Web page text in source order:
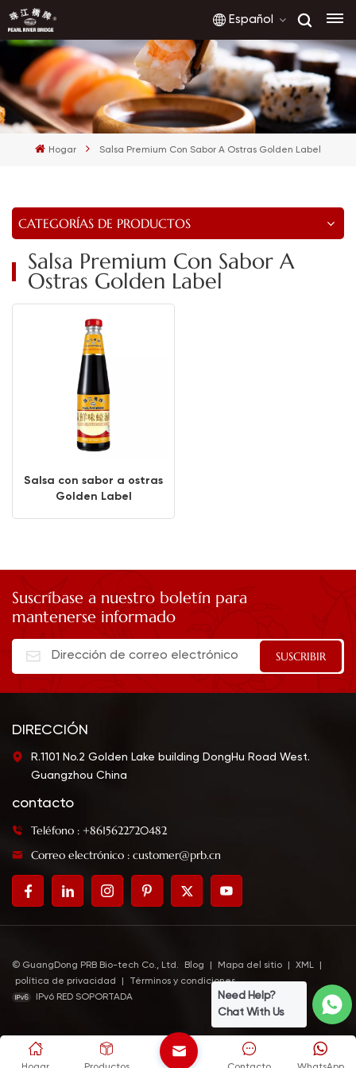
Español
English
français
Hogar Salsa Premium Con Sabor A Ostras Golden Label
CATEGORÍAS DE PRODUCTOS
Salsa Premium Con Sabor A
Ostras Golden Label
Salsa con sabor a ostras
Golden Label
Suscríbase a nuestro boletín para
mantenerse informado
DIRECCIÓN
R.1101 No.2 Golden Lake building DongHu Road West.
Guangzhou China
contacto
Teléfono : +8615622720482
Correo electrónico : customer@prb.cn
© GuangDong PRB Bio-tech Co., Ltd. Blog Mapa del sitio XML
política de privacidad
Términos y condiciones
IPv6 RED SOPORTADA
Need Help?
Chat With Us